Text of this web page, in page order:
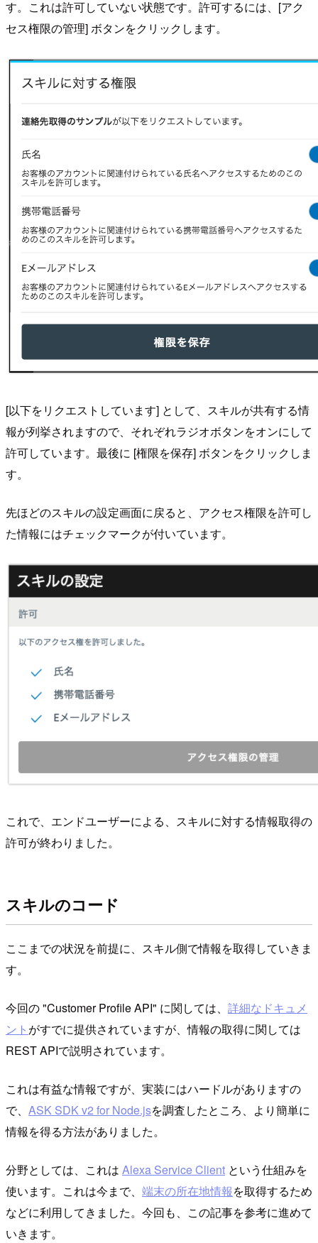
す。これは許可していない状態です。許可するには、[アク
セス権限の管理] ボタンをクリックします。
[以下をリクエストしています] として、スキルが共有する情
報が列挙されますので、それぞれラジオボタンをオンにして
許可しています。最後に [権限を保存] ボタンをクリックしま
す。
先ほどのスキルの設定画面に戻ると、アクセス権限を許可し
た情報にはチェックマークが付いています。
これで、エンドユーザーによる、スキルに対する情報取得の
許可が終わりました。
スキルのコード
ここまでの状況を前提に、スキル側で情報を取得していきま
す。
今回の "Customer Profile API" に関しては、 詳細なドキュメ
ント がすでに提供されていますが、情報の取得に関しては
REST APIで説明されています。
これは有益な情報ですが、実装にはハードルがありますの
で、 ASK SDK v2 for Node.jsを調査したところ、より簡単に
情報を得る方法がありました。
分野としては、これは Alexa Service Client という仕組みを
使います。これは今まで、 端末の所在地情報を取得するため
などに利用してきました。今回も、この記事を参考に進めて
いきます。